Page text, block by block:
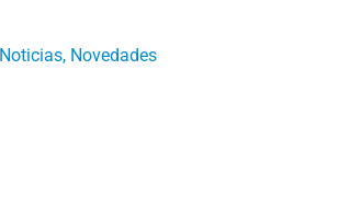
Noticias, Novedades